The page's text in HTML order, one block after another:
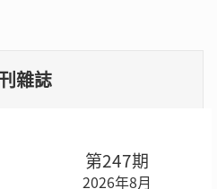
雜誌
第247期
2026年8月